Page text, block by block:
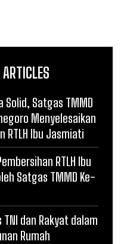
Solid, Satgas TMMD
Menyelesaikan
RTLH Ibu Jasmiati
RTLH Ibu
Satgas TMMD Ke-
dan Rakyat dalam
Rumah